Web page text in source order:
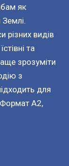
як
різних видів
та
зрозуміти
з
для
Формат А2,